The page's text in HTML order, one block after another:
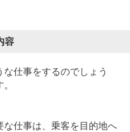
容
仕事をするのでしょう
仕事は、乗客を目的地へ